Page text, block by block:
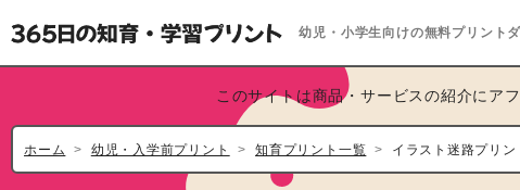
幼児・小学生向けの無料プリント
このサイトは商品・サービスの紹介にア
ホーム 幼児・入学前プリント 知育プリント一覧 イラスト迷路プリ